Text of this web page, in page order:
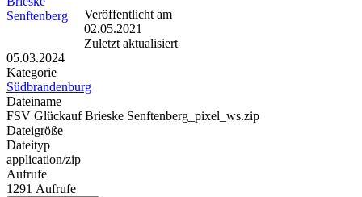
Veröffentlicht am
02.05.2021
Zuletzt aktualisiert
05.03.2024
Kategorie
Südbrandenburg
Dateiname
FSV Glückauf Brieske Senftenberg_pixel_ws.zip
Dateigröße
Dateityp
application/zip
Aufrufe
1291 Aufrufe